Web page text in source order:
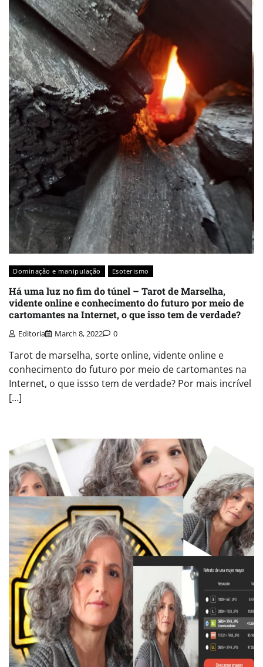
Dominação e manipulação Esoterismo
Há uma luz no fim do túnel – Tarot de Marselha,
vidente online e conhecimento do futuro por meio de
cartomantes na Internet, o que isso tem de verdade?
Editoria March 8, 2022 0
Tarot de marselha, sorte online, vidente online e
conhecimento do futuro por meio de cartomantes na
Internet, o que issso tem de verdade? Por mais incrível
[…]